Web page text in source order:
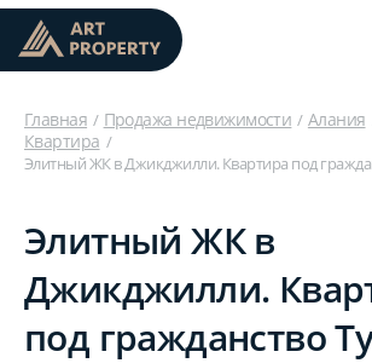
Главная Продажа недвижимости Алания
Квартира
Элитный ЖК в Джикджилли. Квартира под
Элитный ЖК в
Джикджилли.
под гражданство